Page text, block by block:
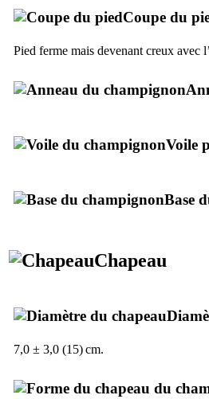
Coupe du
Pied ferme mais devenant creux avec
Voile
Base
Chapeau
7,0 ± 3,0 (15) cm.